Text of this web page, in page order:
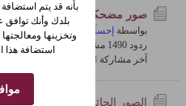
صور مضحكة تعذيب البيض
بواسطة إحسآاس
ردود 0
149 مشاهدات
آخر مشاركة 13-Jul-2012, 01:32 PM
الصور الحائزة على جائزة
بأنه قد يتم
بلدك وأنك توافق
وتخزينها
استضافة هذا